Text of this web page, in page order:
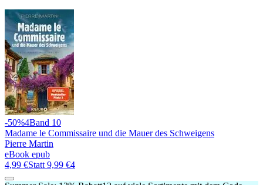
-50%4Band 10
Madame le Commissaire und die Mauer des Schweigens
Pierre Martin
eBook epub
4,99 €Statt 9,99 €4